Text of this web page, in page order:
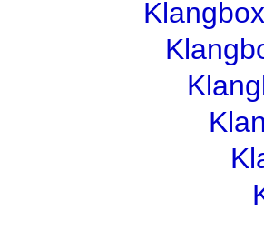
Klangbox